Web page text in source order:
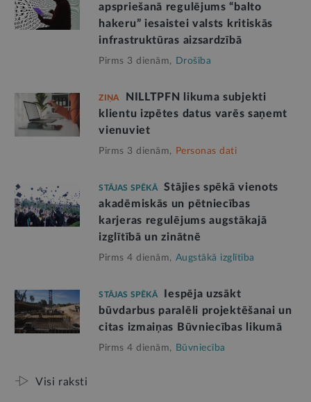
apspriešanā regulējums “balto
hakeru” iesaistei valsts kritiskās
infrastruktūras aizsardzībā
Pirms 3 dienām, Drošība
ZIŅA
NILLTPFN likuma subjekti
klientu izpētes datus varēs saņemt
vienuviet
Pirms 3 dienām, Personas dati
STĀJAS SPĒKĀ
Stājies spēkā vienots
akadēmiskās un pētniecības
karjeras regulējums augstākajā
izglītībā un zinātnē
Pirms 4 dienām, Augstākā izglītība
STĀJAS SPĒKĀ
Iespēja uzsākt
būvdarbus paralēli projektēšanai un
citas izmaiņas Būvniecības likumā
Pirms 4 dienām, Būvniecība
Visi raksti